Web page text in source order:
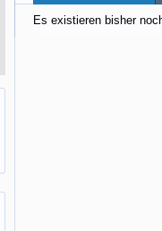
Es existieren bisher